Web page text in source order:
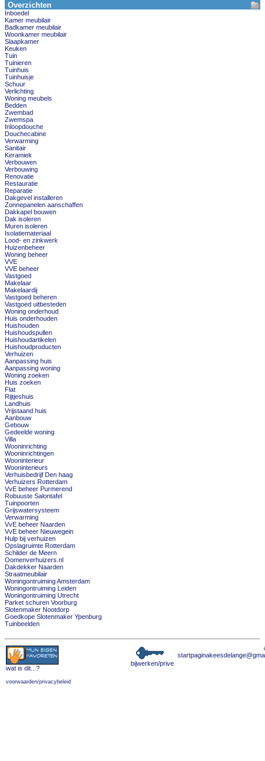
Overzichten
Inboedel
Kamer meubilair
Badkamer meubilair
Woonkamer meubilair
Slaapkamer
Keuken
Tuin
Tuinieren
Tuinhuis
Tuinhuisje
Schuur
Verlichting
Woning meubels
Bedden
Zwembad
Zwemspa
Inloopdouche
Douchecabine
Verwarming
Sanitair
Keramiek
Verbouwen
Verbouwing
Renovatie
Restauratie
Reparatie
Dakgevel installeren
Zonnepanelen aanschaffen
Dakkapel bouwen
Dak isoleren
Muren isoleren
Isolatiemateriaal
Lood- en zinkwerk
Huizenbeheer
Woning beheer
VVE
VVE beheer
Vastgoed
Makelaar
Makelaardij
Vastgoed beheren
Vastgoed uitbesteden
Woning onderhoud
Huis onderhouden
Huishouden
Huishoudspullen
Huishoudartikelen
Huishoudproducten
Verhuizen
Aanpassing huis
Aanpassing woning
Woning zoeken
Huis zoeken
Flat
Rijtjeshuis
Landhuis
Vrijstaand huis
Aanbouw
Gebouw
Gedeelde woning
Villa
Wooninrichting
Wooninrichtingen
Wooninterieur
Wooninterieurs
Verhuisbedrijf Den haag
Verhuizers Rotterdam
VvE beheer Purmerend
Robuuste Salontafel
Tuinpoorten
Grijswatersysteem
Verwarming
VvE beheer Naarden
VvE beheer Nieuwegein
Hulp bij verhuizen
Opslagruimte Rotterdam
Schilder de Meern
Oomenverhuizers.nl
Dakdekker Naarden
Straatmeubilair
Woningontruiming Amsterdam
Woningontruiming Leiden
Woningontruiming Utrecht
Parket schuren Voorburg
Slotenmaker Nootdorp
Goedkope Slotenmaker Ypenburg
Tuinbeelden
wat is dit ...?
voorwaarden/privacybeleid
bijwerken/prive